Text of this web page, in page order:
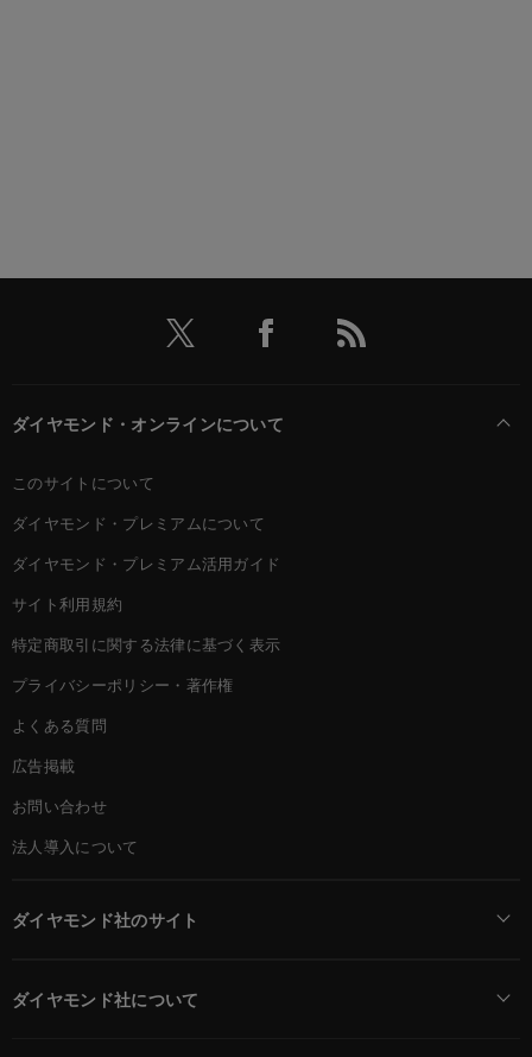
ダイヤモンド・オンラインについて
このサイトについて
ダイヤモンド・プレミアムについて
ダイヤモンド・プレミアム活用ガイド
サイト利用規約
特定商取引に関する法律に基づく表示
プライバシーポリシー・著作権
よくある質問
広告掲載
お問い合わせ
法人導入について
ダイヤモンド社のサイト
ダイヤモンド社について